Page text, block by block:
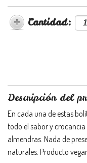
Cantidad:
Descripción del
En cada una de estas
todo el sabor y
almendras. Nada de
naturales. Producto